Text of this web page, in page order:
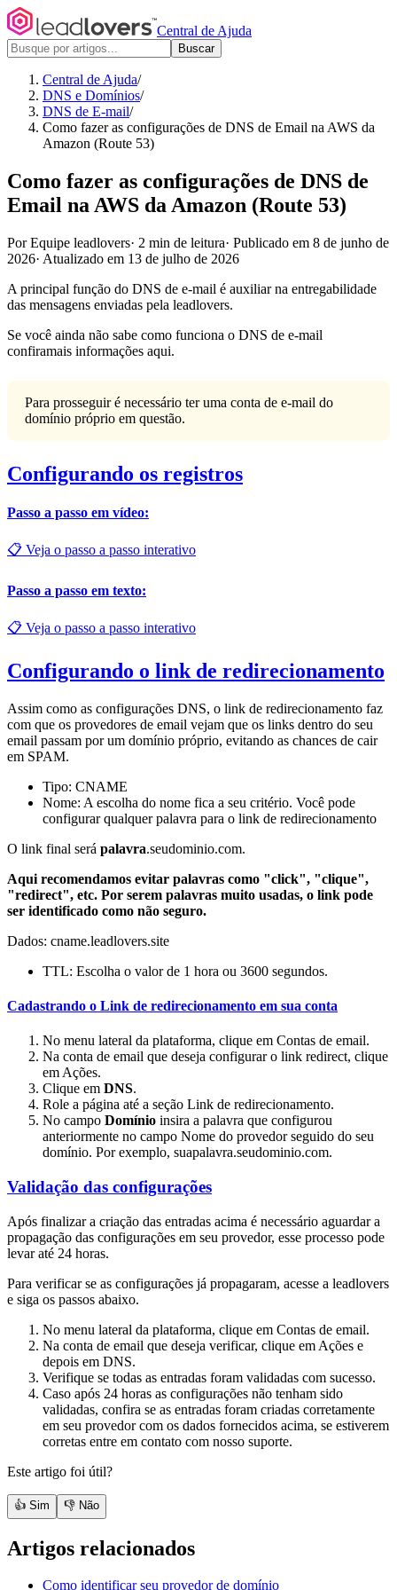
Central de Ajuda
Buscar
Central de Ajuda/
DNS e Domínios/
DNS de E-mail/
Como fazer as configurações de DNS de Email na AWS da
Amazon (Route 53)
Como fazer as configurações de DNS de
Email na AWS da Amazon (Route 53)
Por Equipe leadlovers· 2 min de leitura· Publicado em 8 de junho de
2026· Atualizado em 13 de julho de 2026
A principal função do DNS de e-mail é auxiliar na entregabilidade
das mensagens enviadas pela leadlovers.
Se você ainda não sabe como funciona o DNS de e-mail
confiramais informações aqui.
Para prosseguir é necessário ter uma conta de e-mail do
domínio próprio em questão.
Configurando os registros
Passo a passo em vídeo:
📋 Veja o passo a passo interativo
Passo a passo em texto:
📋 Veja o passo a passo interativo
Configurando o link de redirecionamento
Assim como as configurações DNS, o link de redirecionamento faz
com que os provedores de email vejam que os links dentro do seu
email passam por um domínio próprio, evitando as chances de cair
em SPAM.
Tipo: CNAME
Nome: A escolha do nome fica a seu critério. Você pode
configurar qualquer palavra para o link de redirecionamento
O link final será palavra.seudominio.com.
Aqui recomendamos evitar palavras como "click", "clique",
"redirect", etc. Por serem palavras muito usadas, o link pode
ser identificado como não seguro.
Dados: cname.leadlovers.site
TTL: Escolha o valor de 1 hora ou 3600 segundos.
Cadastrando o Link de redirecionamento em sua conta
No menu lateral da plataforma, clique em Contas de email.
Na conta de email que deseja configurar o link redirect, clique
em Ações.
Clique em DNS.
Role a página até a seção Link de redirecionamento.
No campo Domínio insira a palavra que configurou
anteriormente no campo Nome do provedor seguido do seu
domínio. Por exemplo, suapalavra.seudominio.com.
Validação das configurações
Após finalizar a criação das entradas acima é necessário aguardar a
propagação das configurações em seu provedor, esse processo pode
levar até 24 horas.
Para verificar se as configurações já propagaram, acesse a leadlovers
e siga os passos abaixo.
No menu lateral da plataforma, clique em Contas de email.
Na conta de email que deseja verificar, clique em Ações e
depois em DNS.
Verifique se todas as entradas foram validadas com sucesso.
Caso após 24 horas as configurações não tenham sido
validadas, confira se as entradas foram criadas corretamente
em seu provedor com os dados fornecidos acima, se estiverem
corretas entre em contato com nosso suporte.
Este artigo foi útil?
👍 Sim 👎 Não
Artigos relacionados
Como identificar seu provedor de domínio